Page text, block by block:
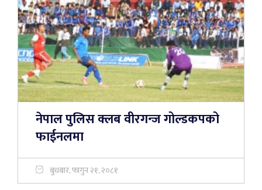
नेपाल पुलिस क्लब वीरगन्ज गोल्डकपको
फाईनलमा
बुधबार, फागुन २१, २०८१